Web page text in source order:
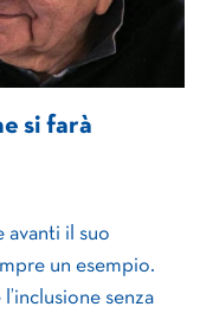
si farà
avanti il suo
un esempio.
senza